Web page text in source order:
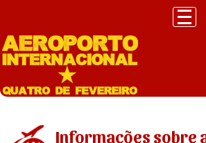
Informações sobre